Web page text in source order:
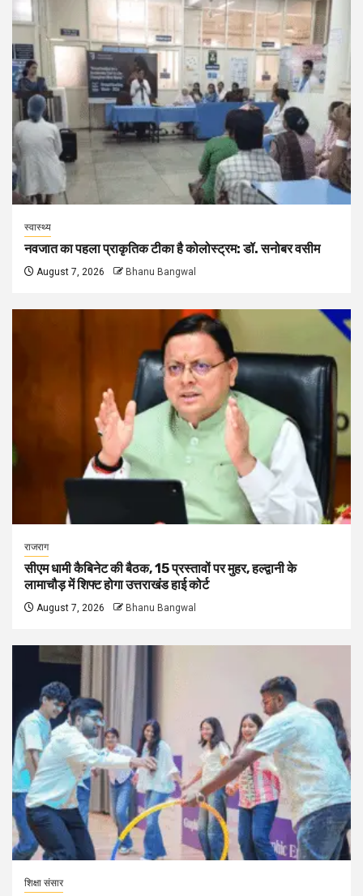
स्वास्थ्य
नवजात का पहला प्राकृतिक टीका है कोलोस्ट्रम: डॉ. सनोबर वसीम
August 7, 2026 Bhanu Bangwal
राजराग
सीएम धामी कैबिनेट की बैठक, 15 प्रस्तावों पर मुहर, हल्द्वानी के
लामाचौड़ में शिफ्ट होगा उत्तराखंड हाई कोर्ट
August 7, 2026 Bhanu Bangwal
शिक्षा संसार